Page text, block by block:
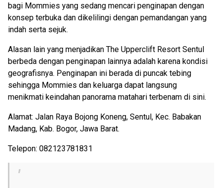
bagi Mommies yang sedang mencari penginapan dengan
konsep terbuka dan dikelilingi dengan pemandangan yang
indah serta sejuk.
Alasan lain yang menjadikan The Upperclift Resort Sentul
berbeda dengan penginapan lainnya adalah karena kondisi
geografisnya. Penginapan ini berada di puncak tebing
sehingga Mommies dan keluarga dapat langsung
menikmati keindahan panorama matahari terbenam di sini.
Alamat: Jalan Raya Bojong Koneng, Sentul, Kec. Babakan
Madang, Kab. Bogor, Jawa Barat.
Telepon: 082123781831